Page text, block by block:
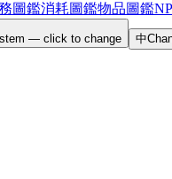
圖鑑消耗圖鑑物品圖鑑
— click to change 中